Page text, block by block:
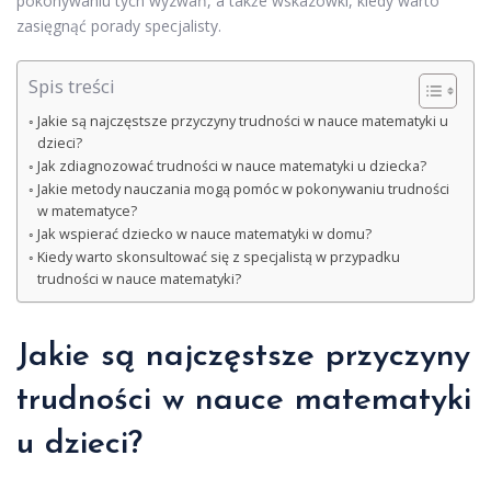
zasięgnąć porady specjalisty.
Spis treści
Jakie są najczęstsze przyczyny trudności w nauce matematyki u
dzieci?
Jak zdiagnozować trudności w nauce matematyki u dziecka?
Jakie metody nauczania mogą pomóc w pokonywaniu trudności
w matematyce?
Jak wspierać dziecko w nauce matematyki w domu?
Kiedy warto skonsultować się z specjalistą w przypadku
trudności w nauce matematyki?
Jakie są najczęstsze przyczyny
trudności w nauce matematyki
u dzieci?